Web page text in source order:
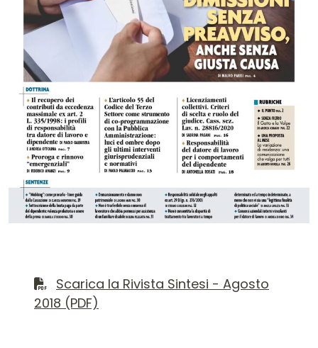
Contenuto del numero
Scarica il file PDF
Scarica la Rivista Sintesi - Agosto
2018 (PDF)